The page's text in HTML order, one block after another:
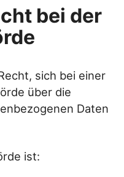
bei der
sich bei einer
über die
Daten
ist: